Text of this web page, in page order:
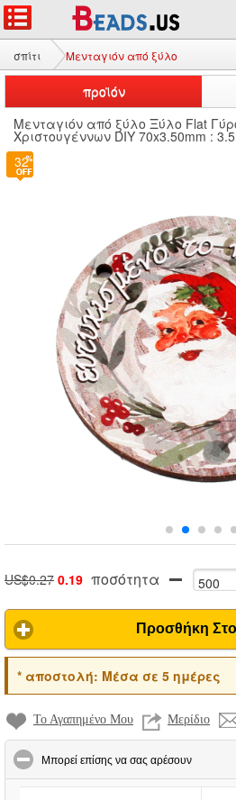
σπίτι Μενταγιόν από ξύλο
προϊόν
Μενταγιόν από ξύλο Ξύλο Flat
Χριστουγέννων DIY 70x3.50mm :
32
US$0.27 0.19 ποσότητα
Προσθήκη
*αποστολή: Μέσα σε 5 ημέρες
Το Αγαπημένο Μου Μερίδιο
Μπορεί επίσης να σας αρέσουν